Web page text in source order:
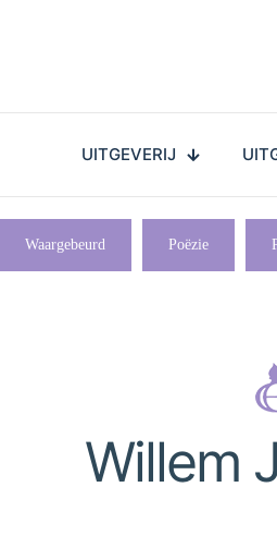
UITGEVERIJ
Waargebeurd Poëzie
Willem